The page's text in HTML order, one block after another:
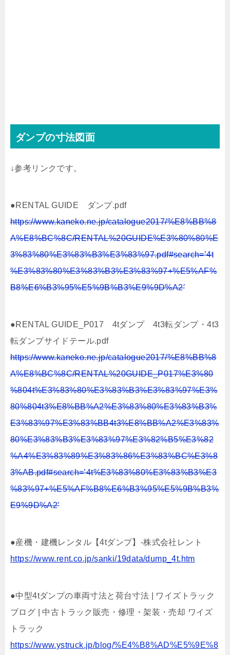
ダンプの寸法図面
↓参考リンクです。
●RENTAL GUIDE ダンプ.pdf
https://www.kaneko.ne.jp/catalogue2017/%E8%BB%8
A%E8%BC%8C/RENTAL%20GUIDE%E3%80%80%E
3%83%80%E3%83%B3%E3%83%97.pdf#search=’4t
%E3%83%80%E3%83%B3%E3%83%97+%E5%AF%
B8%E6%B3%95%E5%9B%B3%E9%9D%A2′
●RENTAL GUIDE_P017 4tダンプ 4t3転ダンプ・4t3
転ダンプサイドテール.pdf
https://www.kaneko.ne.jp/catalogue2017/%E8%BB%8
A%E8%BC%8C/RENTAL%20GUIDE_P017%E3%80
%804t%E3%83%80%E3%83%B3%E3%83%97%E3%
80%804t3%E8%BB%A2%E3%83%80%E3%83%B3%
E3%83%97%E3%83%BB4t3%E8%BB%A2%E3%83%
80%E3%83%B3%E3%83%97%E3%82%B5%E3%82
%A4%E3%83%89%E3%83%86%E3%83%BC%E3%8
3%AB.pdf#search=’4t%E3%83%80%E3%83%B3%E3
%83%97+%E5%AF%B8%E6%B3%95%E5%9B%B3%
E9%9D%A2′
●産機・建機レンタル【4tダンプ】-株式会社レント
https://www.rent.co.jp/sanki/19data/dump_4t.htm
●中型4tダンプの車両寸法と荷台寸法 | ワイズトラック
ブログ | 中古トラック販売・修理・架装・売却 ワイズ
トラック
https://www.ystruck.jp/blog/%E4%B8%AD%E5%9E%8